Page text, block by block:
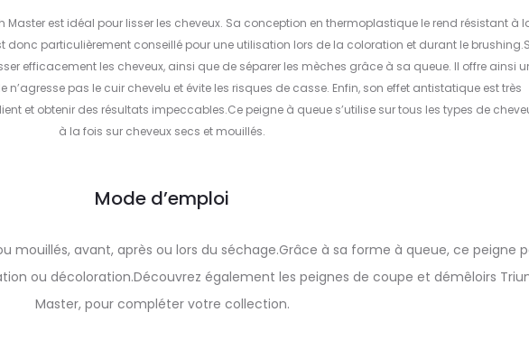
Master est idéal pour lisser les cheveux. Sa conception en thermoplastique le rend résistant à
donc particulièrement conseillé pour une utilisation lors de la coloration et durant le
efficacement les cheveux, ainsi que de séparer les mèches grâce à sa queue. Il offre ainsi
pas le cuir chevelu et évite les risques de casse. Enfin, son effet antistatique est très
et obtenir des résultats impeccables.Ce peigne à queue s’utilise sur tous les types de
à la fois sur cheveux secs et mouillés.
Mode d’emploi
mouillés, avant, après ou lors du séchage.Grâce à sa forme à queue, ce peigne
ou décoloration.Découvrez également les peignes de coupe et démêloirs
Master, pour compléter votre collection.